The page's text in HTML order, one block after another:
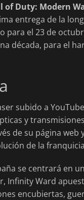
of Duty: Modern
entrega de la
el 23 de
década, para el
subido a
y
de su página web
de la
se centrará en
Infinity Ward
encubiertas,